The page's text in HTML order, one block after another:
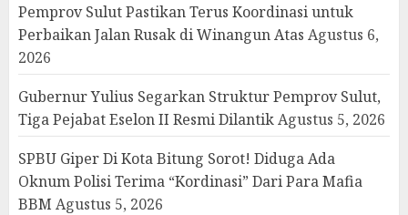
Pemprov Sulut Pastikan Terus Koordinasi untuk
Perbaikan Jalan Rusak di Winangun Atas Agustus 6,
2026
Gubernur Yulius Segarkan Struktur Pemprov Sulut,
Tiga Pejabat Eselon II Resmi DilantikAgustus 5, 2026
SPBU Giper Di Kota Bitung Sorot! Diduga Ada
Oknum Polisi Terima “Kordinasi” Dari Para Mafia
BBM Agustus 5, 2026